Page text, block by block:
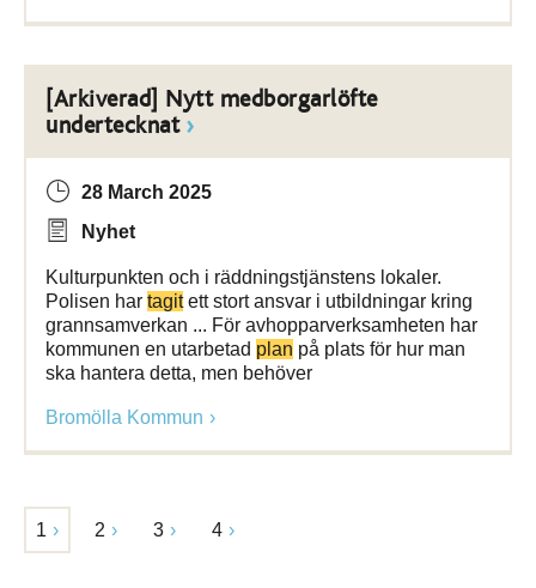
[Arkiverad] Nytt medborgarlöfte
undertecknat
28 March 2025
Nyhet
Kulturpunkten och i räddningstjänstens lokaler.
Polisen har tagitett stort ansvar i utbildningar kring
grannsamverkan ... För avhopparverksamheten har
kommunen en utarbetad plan på plats för hur man
ska hantera detta, men behöver
Bromölla Kommun
1 2 3 4